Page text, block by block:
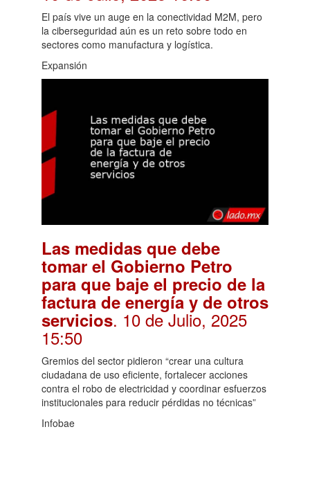
El país vive un auge en la conectividad M2M, pero
la ciberseguridad aún es un reto sobre todo en
sectores como manufactura y logística.
Expansión
Las medidas que debe
tomar el Gobierno Petro
para que baje el precio de la
factura de energía y de otros
servicios. 10 de Julio, 2025
15:50
Gremios del sector pidieron “crear una cultura
ciudadana de uso eficiente, fortalecer acciones
contra el robo de electricidad y coordinar esfuerzos
institucionales para reducir pérdidas no técnicas”
Infobae